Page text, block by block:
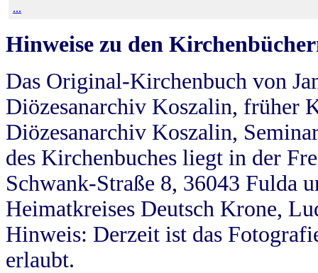
...
Hinweise zu den
Das Original-Kirchenbuch von
Diözesanarchiv Koszalin, früher
Diözesanarchiv Koszalin,
des Kirchenbuches liegt in der
Schwank-Straße 8, 36043 Fulda
Heimatkreises Deutsch Krone,
Hinweis: Derzeit ist das
erlaubt.